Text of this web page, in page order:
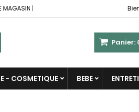
MAGASIN |
Panier:
- COSMETIQUE BEBE